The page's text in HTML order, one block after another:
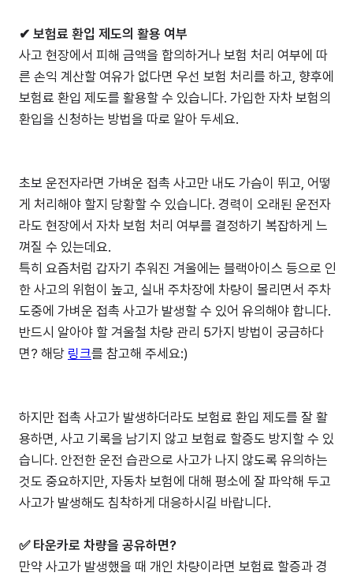
✔ 보험료 환입 제도의 활용 여부
사고 현장에서 피해 금액을 합의하거나 보험 처리 여부에 따
른 손익 계산할 여유가 없다면 우선 보험 처리를 하고, 향후에
보험료 환입 제도를 활용할 수 있습니다. 가입한 자차 보험의
환입을 신청하는 방법을 따로 알아 두세요.
초보 운전자라면 가벼운 접촉 사고만 내도 가슴이 뛰고, 어떻
게 처리해야 할지 당황할 수 있습니다. 경력이 오래된 운전자
라도 현장에서 자차 보험 처리 여부를 결정하기 복잡하게 느
껴질 수 있는데요.
특히 요즘처럼 갑자기 추워진 겨울에는 블랙아이스 등으로 인
한 사고의 위험이 높고, 실내 주차장에 차량이 몰리면서 주차
도중에 가벼운 접촉 사고가 발생할 수 있어 유의해야 합니다.
반드시 알아야 할 겨울철 차량 관리 5가지 방법이 궁금하다
면? 해당 링크를 참고해 주세요:)
하지만 접촉 사고가 발생하더라도 보험료 환입 제도를 잘 활
용하면, 사고 기록을 남기지 않고 보험료 할증도 방지할 수 있
습니다. 안전한 운전 습관으로 사고가 나지 않도록 유의하는
것도 중요하지만, 자동차 보험에 대해 평소에 잘 파악해 두고
사고가 발생해도 침착하게 대응하시길 바랍니다.
✅ 타운카로 차량을 공유하면?
만약 사고가 발생했을 때 개인 차량이라면 보험료 할증과 경